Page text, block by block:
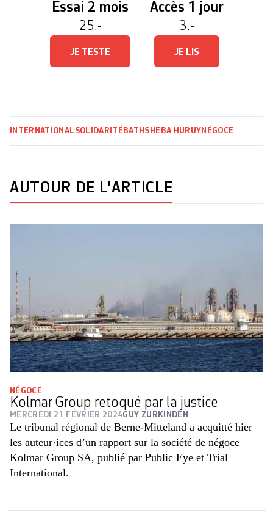
Essai 2 mois
25.-
JE TESTE
Accès 1 jour
3.-
JE LIS
INTERNATIONAL SOLIDARITÉ BATHSHEBA HURUY NÉGOCE
AUTOUR DE L'ARTICLE
NÉGOCE
Kolmar Group retoqué par la justice
MERCREDI 21 FÉVRIER 2024GUY ZURKINDEN
Le tribunal régional de Berne-Mitteland a acquitté hier
les auteur·ices d’un rapport sur la société de négoce
Kolmar Group SA, publié par Public Eye et Trial
International.